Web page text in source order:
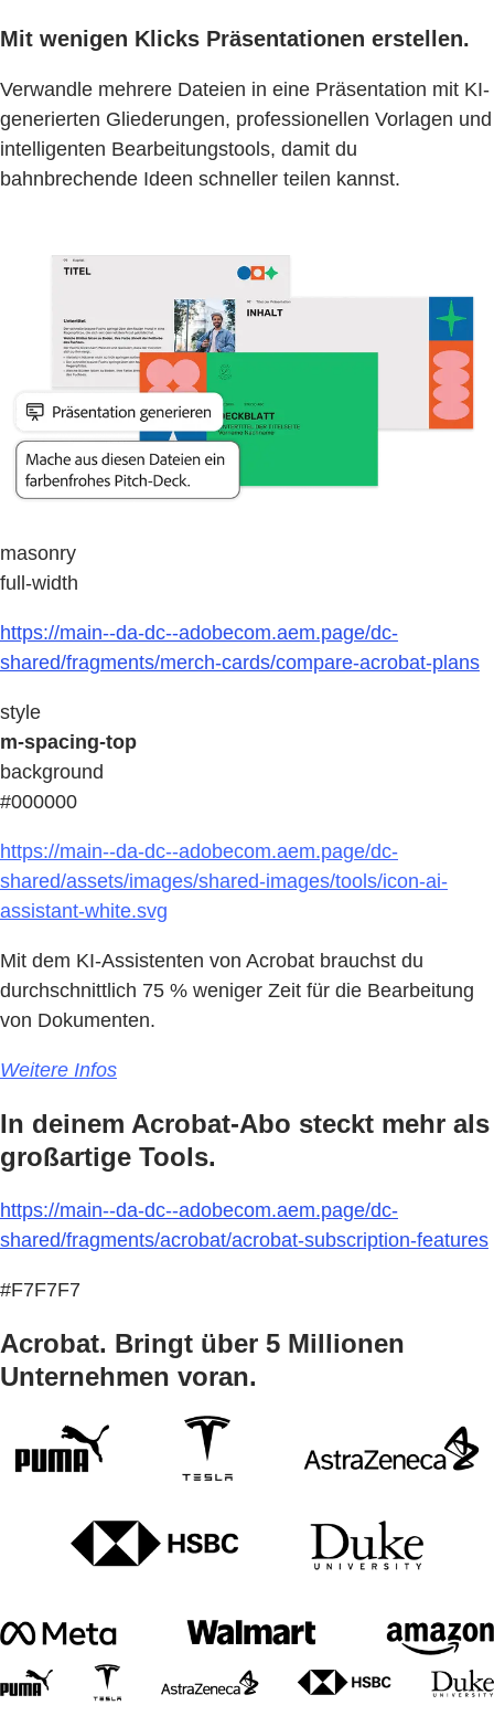
Mit wenigen Klicks Präsentationen erstellen.
Verwandle mehrere Dateien in eine Präsentation mit KI-
generierten Gliederungen, professionellen Vorlagen und
intelligenten Bearbeitungstools, damit du
bahnbrechende Ideen schneller teilen kannst.
masonry
full-width
https://main--da-dc--adobecom.aem.page/dc-
shared/fragments/merch-cards/compare-acrobat-plans
style
m-spacing-top
background
#000000
https://main--da-dc--adobecom.aem.page/dc-
shared/assets/images/shared-images/tools/icon-ai-
assistant-white.svg
Mit dem KI-Assistenten von Acrobat brauchst du
durchschnittlich 75 % weniger Zeit für die Bearbeitung
von Dokumenten.
Weitere Infos
In deinem Acrobat-Abo steckt mehr als
großartige Tools.
https://main--da-dc--adobecom.aem.page/dc-
shared/fragments/acrobat/acrobat-subscription-features
#F7F7F7
Acrobat. Bringt über 5 Millionen
Unternehmen voran.